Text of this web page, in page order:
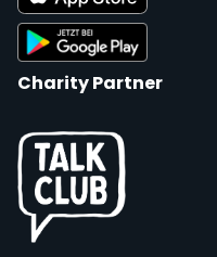
Charity Partner